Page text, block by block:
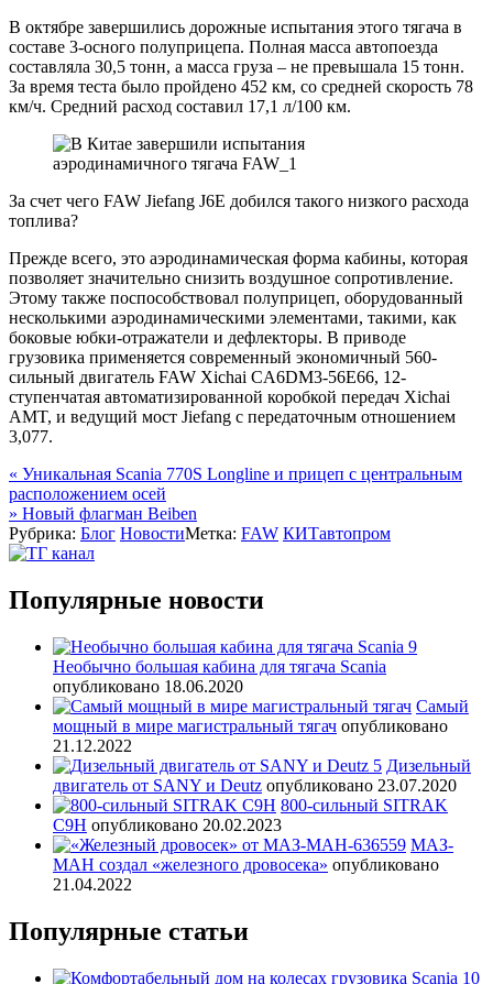
В октябре завершились дорожные испытания этого тягача в
составе 3-осного полуприцепа. Полная масса автопоезда
составляла 30,5 тонн, а масса груза – не превышала 15 тонн.
За время теста было пройдено 452 км, со средней скорость 78
км/ч. Средний расход составил 17,1 л/100 км.
За счет чего FAW Jiefang J6E добился такого низкого расхода
топлива?
Прежде всего, это аэродинамическая форма кабины, которая
позволяет значительно снизить воздушное сопротивление.
Этому также поспособствовал полуприцеп, оборудованный
несколькими аэродинамическими элементами, такими, как
боковые юбки-отражатели и дефлекторы. В приводе
грузовика применяется современный экономичный 560-
сильный двигатель FAW Xichai CA6DM3-56E66, 12-
ступенчатая автоматизированной коробкой передач Xichai
AMT, и ведущий мост Jiefang с передаточным отношением
3,077.
Навигация
по
записям
« Уникальная Scania 770S Longline и прицеп с центральным
расположением осей
» Новый флагман Beiben
Рубрика: Блог НовостиМетка: FAW КИТавтопром
Популярные новости
Необычно большая кабина для тягача Scania
опубликовано 18.06.2020
Самый
мощный в мире магистральный тягач опубликовано
21.12.2022
Дизельный
двигатель от SANY и Deutz опубликовано 23.07.2020
800-сильный SITRAK
C9H опубликовано 20.02.2023
МАЗ-
МАН создал «железного дровосека» опубликовано
21.04.2022
Популярные статьи